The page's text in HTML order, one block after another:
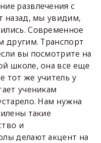
развлечения с
назад, мы увидим,
Современное
другим. Транспорт
вы посмотрите на
школе, она все еще
тот же учитель у
ученикам
Нам нужна
такие
и
делают акцент на